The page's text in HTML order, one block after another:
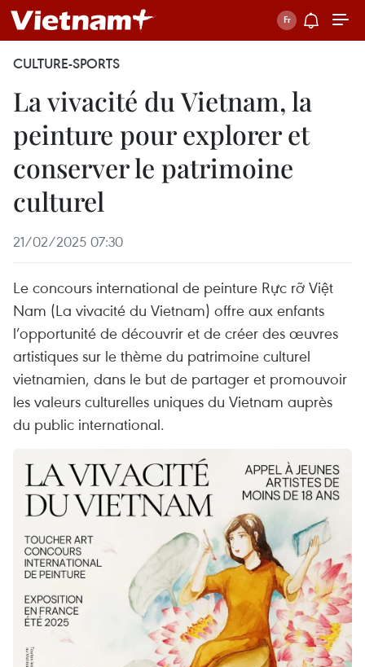
CULTURE-SPORTS
La vivacité du Vietnam, la
peinture pour explorer et
conserver le patrimoine
culturel
21/02/2025 07:30
Le concours international de peinture Rực rỡ Việt
Nam (La vivacité du Vietnam) offre aux enfants
l’opportunité de découvrir et de créer des œuvres
artistiques sur le thème du patrimoine culturel
vietnamien, dans le but de partager et promouvoir
les valeurs culturelles uniques du Vietnam auprès
du public international.